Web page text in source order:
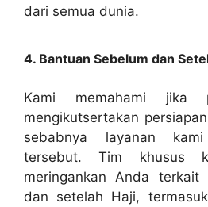
dari semua dunia.
4. Bantuan Sebelum dan
Kami memahami jika
mengikutsertakan
sebabnya layanan
tersebut. Tim khusus
meringankan Anda terkait
dan setelah Haji,